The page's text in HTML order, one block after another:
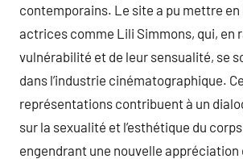
contemporains. Le site a pu mettre
actrices comme Lili Simmons, qui, en
vulnérabilité et de leur sensualité, se
dans l’industrie cinématographique.
représentations contribuent à un
sur la sexualité et l’esthétique du
engendrant une nouvelle appréciation